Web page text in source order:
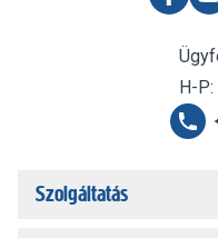
H-
Szolgáltatás